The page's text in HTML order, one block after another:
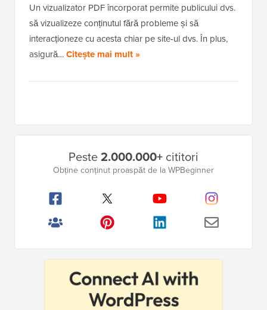
Un vizualizator PDF încorporat permite publicului dvs.
să vizualizeze conținutul fără probleme și să
interacționeze cu acesta chiar pe site-ul dvs. În plus,
asigură…Citește mai mult »
laterală
principală
Peste2.000.000+ cititori
Obține conținut proaspăt de la WPBeginner